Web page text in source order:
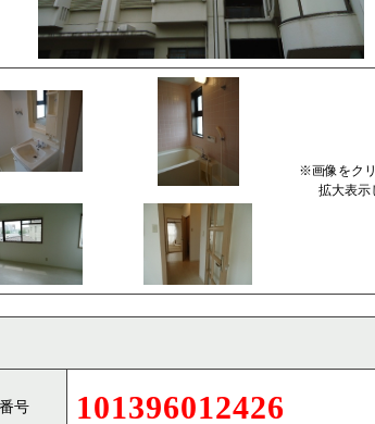
※画像をク
拡大表示
号 101396012426